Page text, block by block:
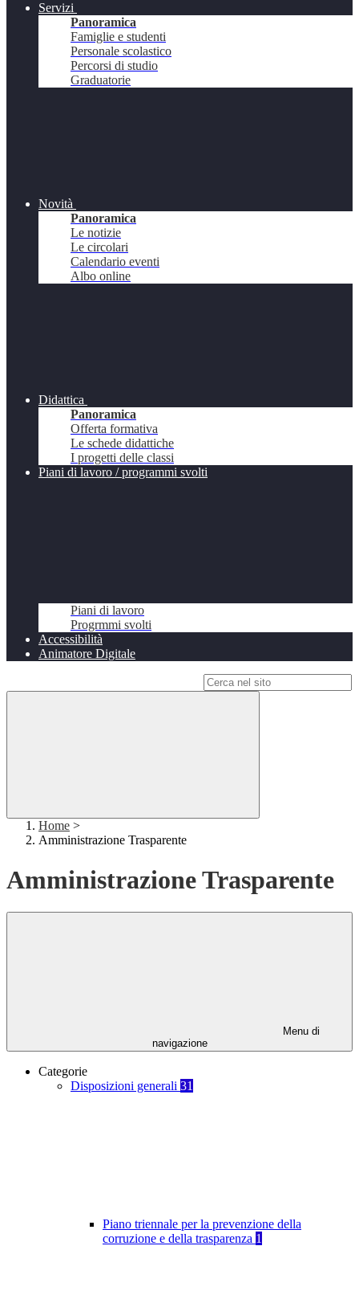
Servizi
Panoramica
Famiglie e studenti
Personale scolastico
Percorsi di studio
Graduatorie
Novità
Panoramica
Le notizie
Le circolari
Calendario eventi
Albo online
Didattica
Panoramica
Offerta formativa
Le schede didattiche
I progetti delle classi
Piani di lavoro / programmi svolti
Piani di lavoro
Progrmmi svolti
Accessibilità
Animatore Digitale
Home >
Amministrazione Trasparente
Amministrazione Trasparente
Menu di
navigazione
Categorie
Disposizioni generali 31
Piano triennale per la prevenzione della
corruzione e della trasparenza 1